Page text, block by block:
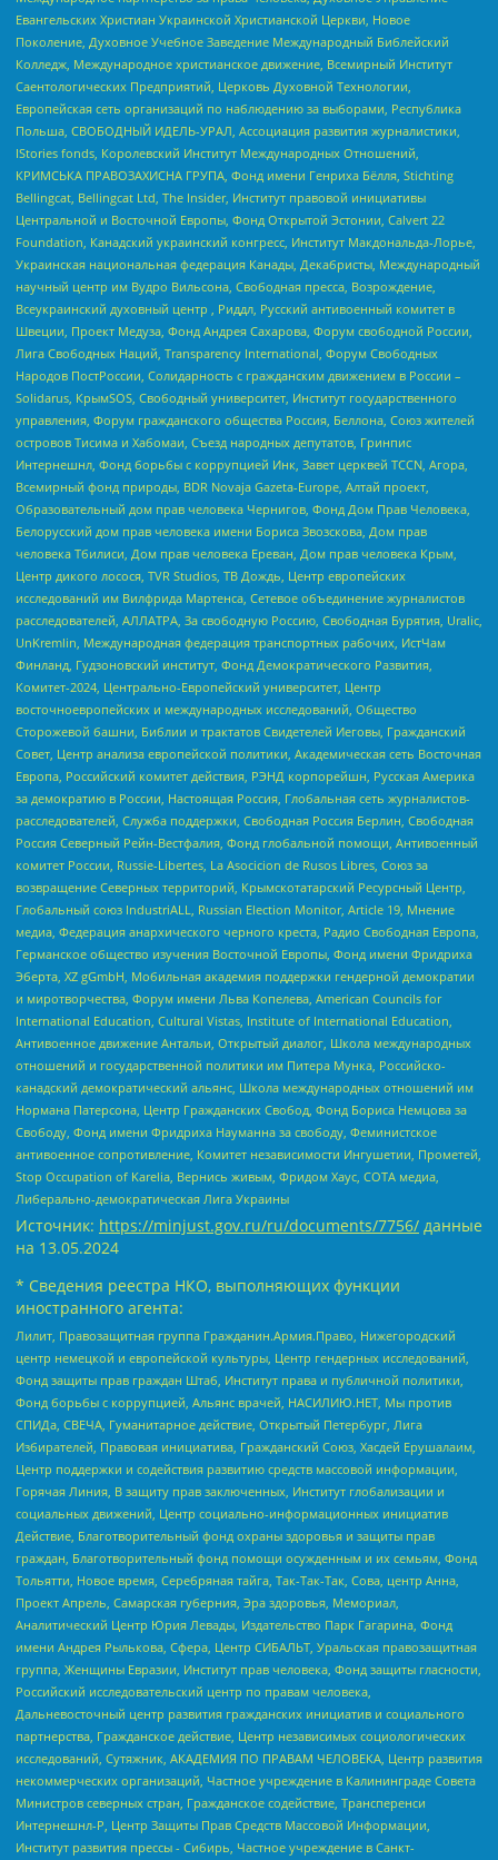
Евангельских Христиан Украинской Христианской Церкви, Новое
Поколение, Духовное Учебное Заведение Международный Библейский
Колледж, Международное христианское движение, Всемирный Институт
Саентологических Предприятий, Церковь Духовной Технологии,
Европейская сеть организаций по наблюдению за выборами, Республика
Польша, СВОБОДНЫЙ ИДЕЛЬ-УРАЛ, Ассоциация развития журналистики,
IStories fonds, Королевский Институт Международных Отношений,
КРИМСЬКА ПРАВОЗАХИСНА ГРУПА, Фонд имени Генриха Бёлля, Stichting
Bellingcat, Bellingcat Ltd, The Insider, Институт правовой инициативы
Центральной и Восточной Европы, Фонд Открытой Эстонии, Calvert 22
Foundation, Канадский украинский конгресс, Институт Макдональда-Лорье,
Украинская национальная федерация Канады, Декабристы, Международный
научный центр им Вудро Вильсона, Свободная пресса, Возрождение,
Всеукраинский духовный центр , Риддл, Русский антивоенный комитет в
Швеции, Проект Медуза, Фонд Андрея Сахарова, Форум свободной России,
Лига Свободных Наций, Transparеncy International, Форум Свободных
Народов ПостРоссии, Солидарность с гражданским движением в России –
Solidarus, КрымSOS, Свободный университет, Институт государственного
управления, Форум гражданского общества Россия, Беллона, Союз жителей
островов Тисима и Хабомаи, Съезд народных депутатов, Гринпис
Интернешнл, Фонд борьбы с коррупцией Инк, Завет церквей TCCN, Агора,
Всемирный фонд природы, BDR Novaja Gazeta-Europe, Алтай проект,
Образовательный дом прав человека Чернигов, Фонд Дом Прав Человека,
Белорусский дом прав человека имени Бориса Звозскова, Дом прав
человека Тбилиси, Дом прав человека Ереван, Дом прав человека Крым,
Центр дикого лосося, TVR Studios, ТВ Дождь, Центр европейских
исследований им Вилфрида Мартенса, Сетевое объединение журналистов
расследователей, АЛЛАТРА, За свободную Россию, Свободная Бурятия, Uralic,
UnKremlin, Международная федерация транспортных рабочих, ИстЧам
Финланд, Гудзоновский институт, Фонд Демократического Развития,
Комитет-2024, Центрально-Европейский университет, Центр
восточноевропейских и международных исследований, Общество
Сторожевой башни, Библии и трактатов Свидетелей Иеговы, Гражданский
Совет, Центр анализа европейской политики, Академическая сеть Восточная
Европа, Российский комитет действия, РЭНД корпорейшн, Русская Америка
за демократию в России, Настоящая Россия, Глобальная сеть журналистов-
расследователей, Служба поддержки, Свободная Россия Берлин, Свободная
Россия Северный Рейн-Вестфалия, Фонд глобальной помощи, Антивоенный
комитет России, Russie-Libertes, La Asocicion de Rusos Libres, Союз за
возвращение Северных территорий, Крымскотатарский Ресурсный Центр,
Глобальный союз IndustriALL, Russian Election Monitor, Article 19, Мнение
медиа, Федерация анархического черного креста, Радио Свободная Европа,
Германское общество изучения Восточной Европы, Фонд имени Фридриха
Эберта, XZ gGmbH, Мобильная академия поддержки гендерной демократии
и миротворчества, Форум имени Льва Копелева, American Councils for
International Education, Cultural Vistas, Institute of International Education,
Антивоенное движение Антальи, Открытый диалог, Школа международных
отношений и государственной политики им Питера Мунка, Российско-
канадский демократический альянс, Школа международных отношений им
Нормана Патерсона, Центр Гражданских Свобод, Фонд Бориса Немцова за
Свободу, Фонд имени Фридриха Науманна за свободу, Феминистское
антивоенное сопротивление, Комитет независимости Ингушетии, Прометей,
Stop Occupation of Karelia, Вернись живым, Фридом Хаус, СОТА медиа,
Либерально-демократическая Лига Украины
Источник: https://minjust.gov.ru/ru/documents/7756/ данные
на 13.05.2024
* Сведения реестра НКО, выполняющих функции
иностранного агента:
Лилит, Правозащитная группа Гражданин.Армия.Право, Нижегородский
центр немецкой и европейской культуры, Центр гендерных исследований,
Фонд защиты прав граждан Штаб, Институт права и публичной политики,
Фонд борьбы с коррупцией, Альянс врачей, НАСИЛИЮ.НЕТ, Мы против
СПИДа, СВЕЧА, Гуманитарное действие, Открытый Петербург, Лига
Избирателей, Правовая инициатива, Гражданский Союз, Хасдей Ерушалаим,
Центр поддержки и содействия развитию средств массовой информации,
Горячая Линия, В защиту прав заключенных, Институт глобализации и
социальных движений, Центр социально-информационных инициатив
Действие, Благотворительный фонд охраны здоровья и защиты прав
граждан, Благотворительный фонд помощи осужденным и их семьям, Фонд
Тольятти, Новое время, Серебряная тайга, Так-Так-Так, Сова, центр Анна,
Проект Апрель, Самарская губерния, Эра здоровья, Мемориал,
Аналитический Центр Юрия Левады, Издательство Парк Гагарина, Фонд
имени Андрея Рылькова, Сфера, Центр СИБАЛЬТ, Уральская правозащитная
группа, Женщины Евразии, Институт прав человека, Фонд защиты гласности,
Российский исследовательский центр по правам человека,
Дальневосточный центр развития гражданских инициатив и социального
партнерства, Гражданское действие, Центр независимых социологических
исследований, Сутяжник, АКАДЕМИЯ ПО ПРАВАМ ЧЕЛОВЕКА, Центр развития
некоммерческих организаций, Частное учреждение в Калининграде Совета
Министров северных стран, Гражданское содействие, Трансперенси
Интернешнл-Р, Центр Защиты Прав Средств Массовой Информации,
Институт развития прессы - Сибирь, Частное учреждение в Санкт-